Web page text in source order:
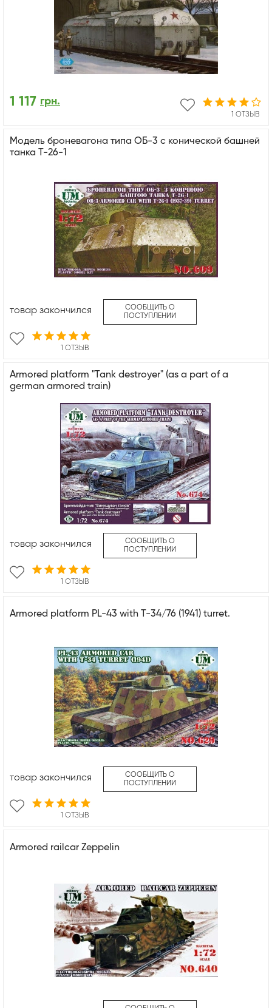
1 ОТЗЫВ
1 117 грн.
Mодель броневагона типа ОБ-3 с конической башней
танка Т-26-1
1 ОТЗЫВ
товар закончился
СООБЩИТЬ О
ПОСТУПЛЕНИИ
Armored platform "Tank destroyer" (as a part of a
german armored train)
1 ОТЗЫВ
товар закончился
СООБЩИТЬ О
ПОСТУПЛЕНИИ
Armored platform PL-43 with T-34/76 (1941) turret.
1 ОТЗЫВ
товар закончился
СООБЩИТЬ О
ПОСТУПЛЕНИИ
Armored railcar Zeppelin